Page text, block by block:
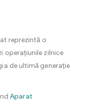
reprezintă o
operațiunile zilnice
de ultimă generație
Aparat